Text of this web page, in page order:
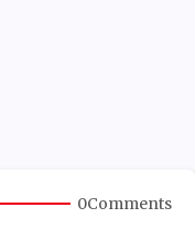
0Comments